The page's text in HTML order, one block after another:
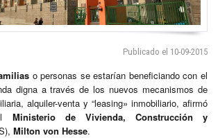
Publicado el 10-09-2015
o personas se estarían beneficiando con el
digna a través de los nuevos mecanismos de
alquiler-venta y “leasing» inmobiliario, afirmó
Ministerio de Vivienda, Construcción y
Milton von Hesse.